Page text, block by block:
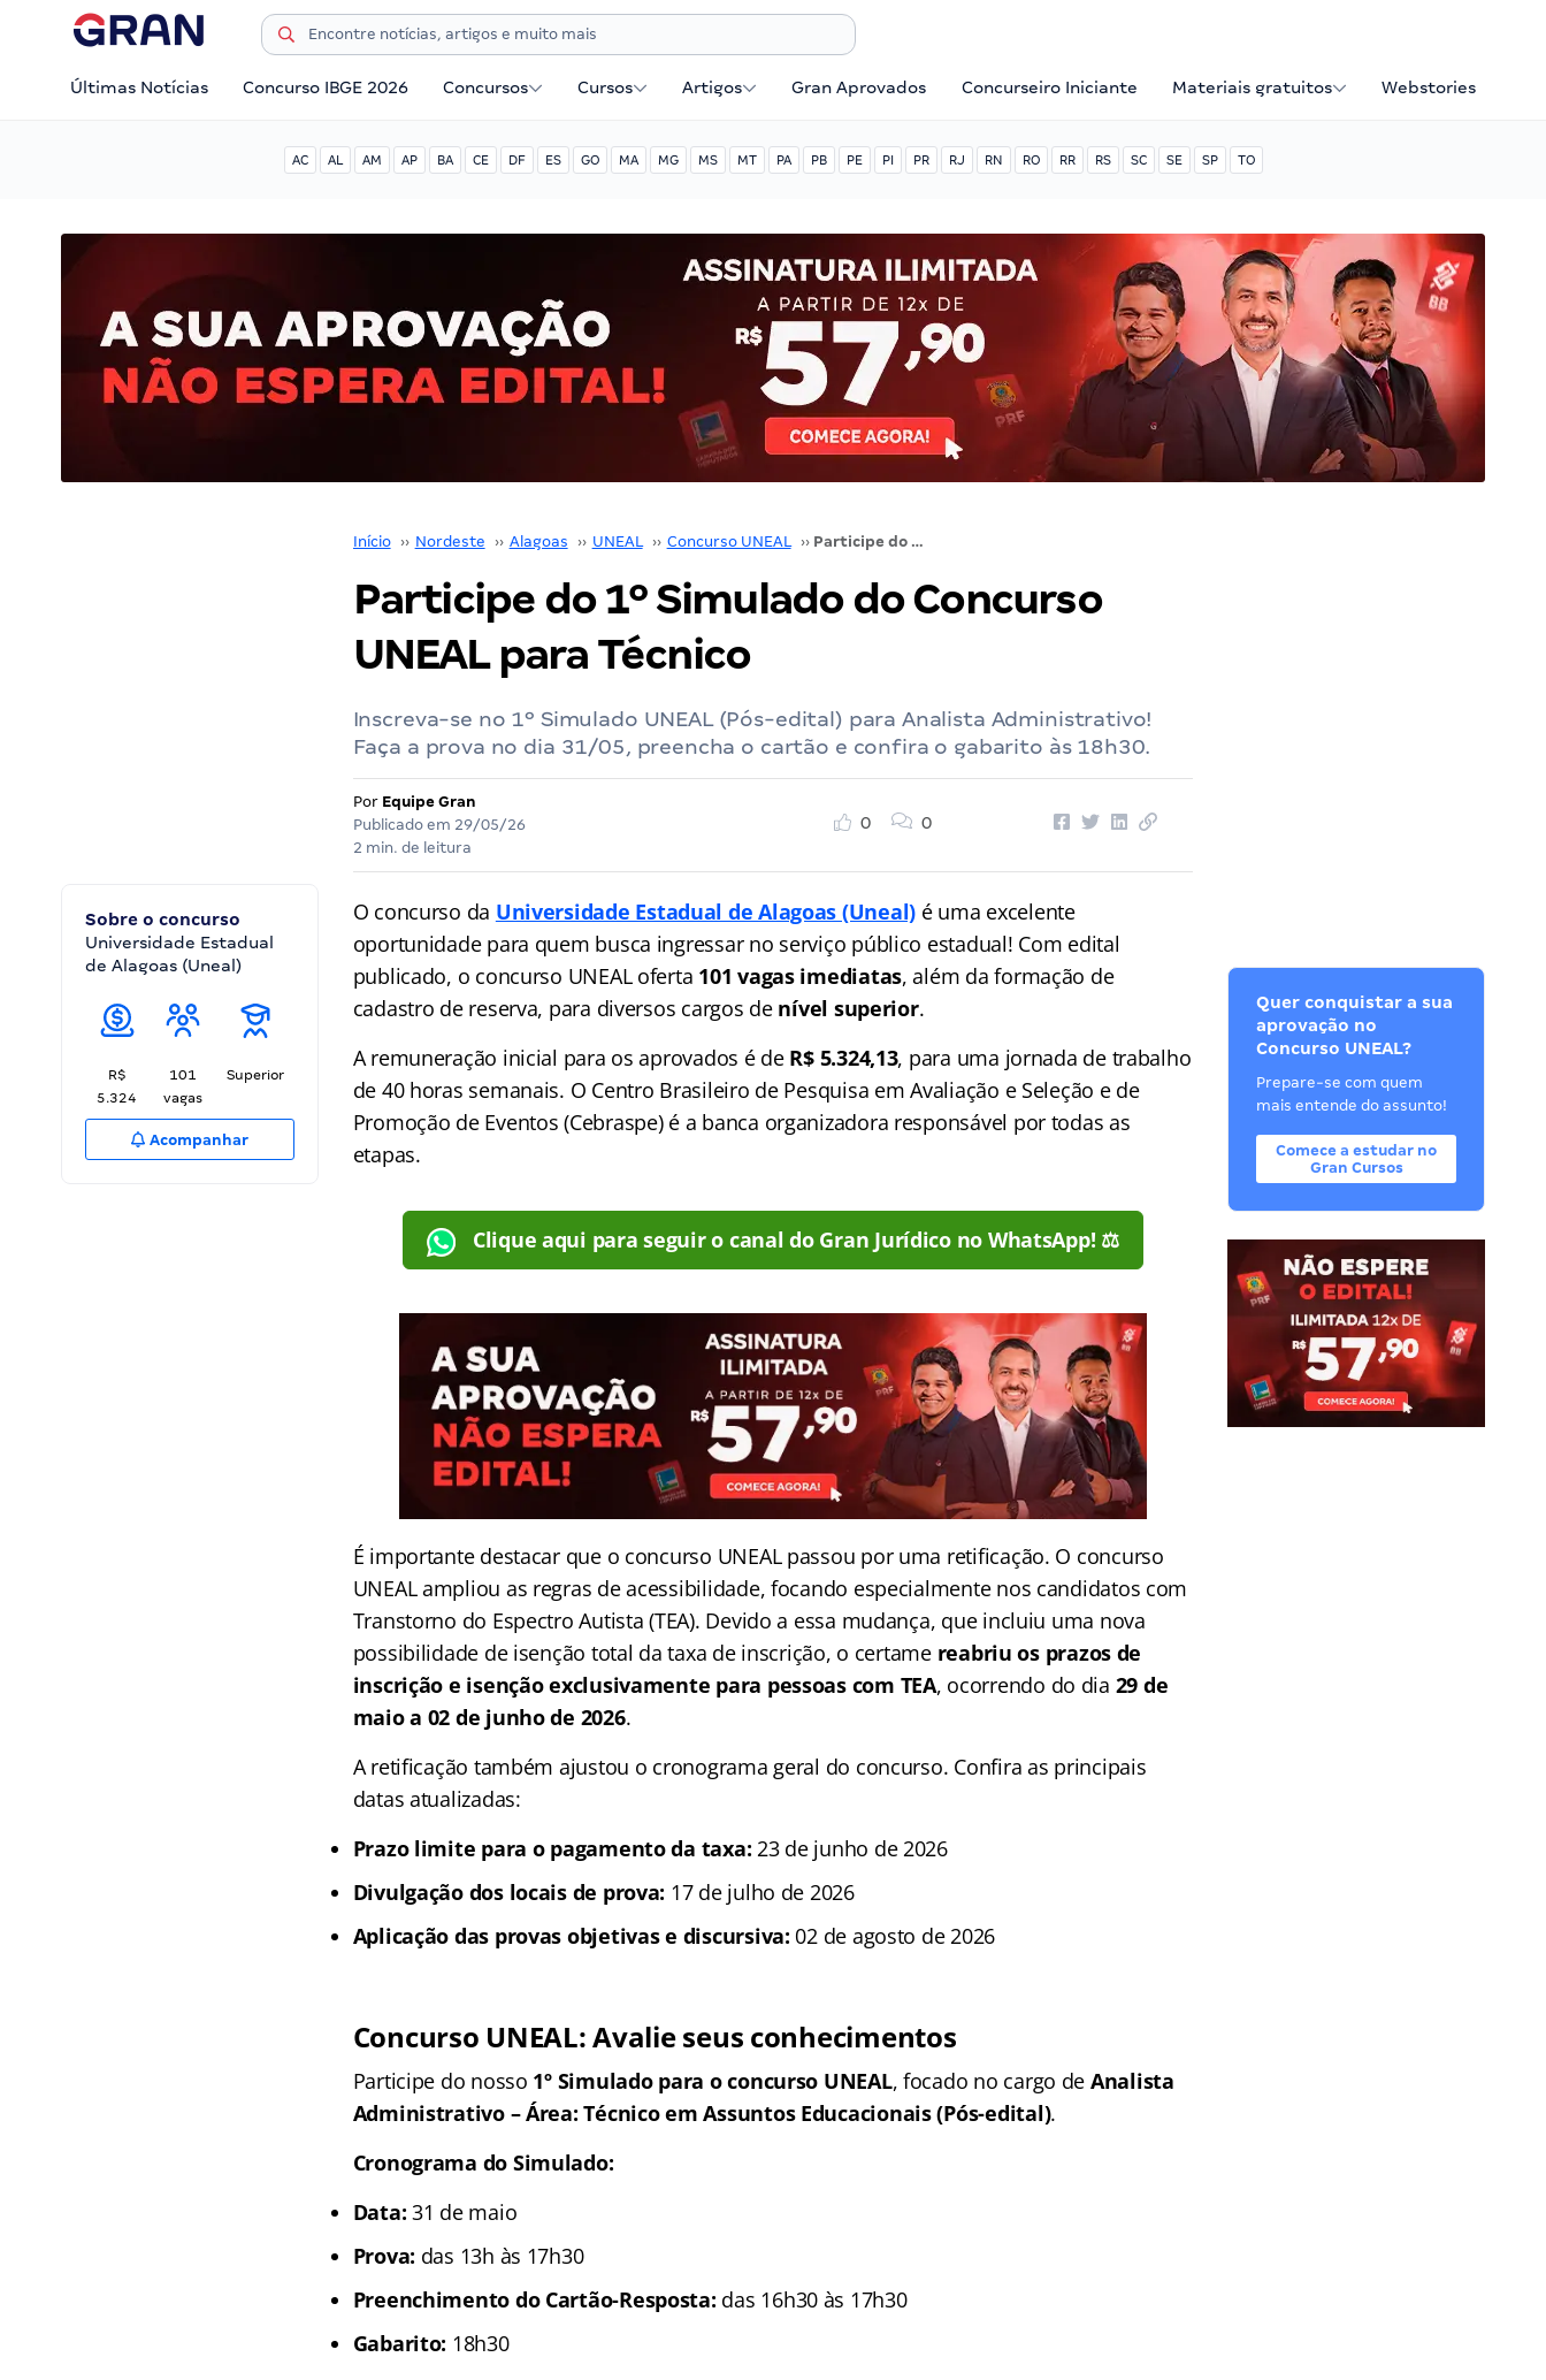
Últimas Notícias Concurso IBGE 2026 Concursos Cursos Artigos Gran Aprovados Concurseiro Iniciante Materiais gratuitos Webstories
AC AL AM AP BA CE DF ES GO MA MG MS MT PA PB PE PI PR RJ RN RO RR RS SC SE SP TO
Início ›› Nordeste ›› Alagoas ›› UNEAL ›› Concurso UNEAL ›› Participe do 1º Simulado do Concurso UNEAL para Técnico
Participe do 1º Simulado do Concurso
UNEAL para Técnico
Inscreva-se no 1º Simulado UNEAL (Pós-edital) para Analista Administrativo!
Faça a prova no dia 31/05, preencha o cartão e confira o gabarito às 18h30.
Por Equipe Gran
Publicado em 29/05/26
2 min. de leitura
0 0
Sobre o concurso
Universidade Estadual
de Alagoas (Uneal)
R$
5.324
101
vagas
Superior
Acompanhar
O concurso da Universidade Estadual de Alagoas (Uneal) é uma excelente
oportunidade para quem busca ingressar no serviço público estadual! Com edital
publicado, o concurso UNEAL oferta 101 vagas imediatas, além da formação de
cadastro de reserva, para diversos cargos de nível superior.
A remuneração inicial para os aprovados é de R$ 5.324,13, para uma jornada de trabalho
de 40 horas semanais. O Centro Brasileiro de Pesquisa em Avaliação e Seleção e de
Promoção de Eventos (Cebraspe) é a banca organizadora responsável por todas as
etapas.
Clique aqui para seguir o canal do Gran Jurídico no WhatsApp! ⚖️
É importante destacar que o concurso UNEAL passou por uma retificação. O concurso
UNEAL ampliou as regras de acessibilidade, focando especialmente nos candidatos com
Transtorno do Espectro Autista (TEA). Devido a essa mudança, que incluiu uma nova
possibilidade de isenção total da taxa de inscrição, o certame reabriu os prazos de
inscrição e isenção exclusivamente para pessoas com TEA, ocorrendo do dia 29 de
maio a 02 de junho de 2026.
A retificação também ajustou o cronograma geral do concurso. Confira as principais
datas atualizadas:
Prazo limite para o pagamento da taxa: 23 de junho de 2026
Divulgação dos locais de prova: 17 de julho de 2026
Aplicação das provas objetivas e discursiva: 02 de agosto de 2026
Concurso UNEAL: Avalie seus conhecimentos
Participe do nosso 1º Simulado para o concurso UNEAL, focado no cargo de Analista
Administrativo – Área: Técnico em Assuntos Educacionais (Pós-edital).
Cronograma do Simulado:
Data: 31 de maio
Prova: das 13h às 17h30
Preenchimento do Cartão-Resposta: das 16h30 às 17h30
Gabarito: 18h30
Quer conquistar a sua
aprovação no
Concurso UNEAL?
Prepare-se com quem
mais entende do assunto!
Comece a estudar no
Gran Cursos